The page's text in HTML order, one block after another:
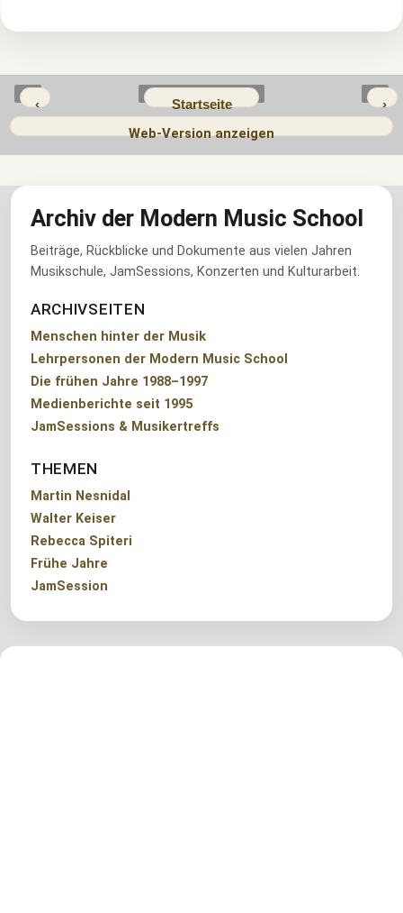
‹ ›
Startseite
Web-Version anzeigen
Archiv der Modern Music School
Beiträge, Rückblicke und Dokumente aus vielen Jahren
Musikschule, JamSessions, Konzerten und Kulturarbeit.
ARCHIVSEITEN
Menschen hinter der Musik
Lehrpersonen der Modern Music School
Die frühen Jahre 1988–1997
Medienberichte seit 1995
JamSessions & Musikertreffs
THEMEN
Martin Nesnidal
Walter Keiser
Rebecca Spiteri
Frühe Jahre
JamSession